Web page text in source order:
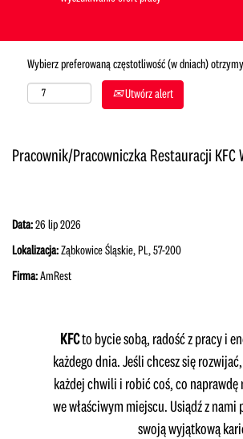
Wybierz preferowaną częstotliwość (w dniach)
Utwórz alert
Pracownik/Pracowniczka Restauracji KFC
Data:26 lip 2026
Lokalizacja:Ząbkowice Śląskie, PL, 57-200
Firma:AmRest
KFCto bycie sobą, radość z pracy i
każdego dnia. Jeśli chcesz się
każdej chwili i robić coś, co naprawdę
we właściwym miejscu. Usiądź z
swoją wyjątkową